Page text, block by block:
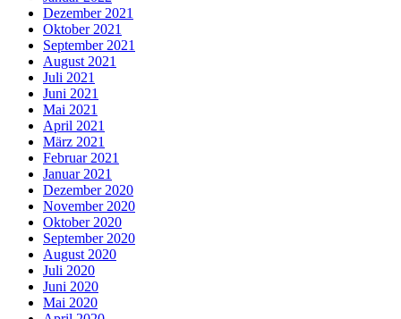
Dezember 2021
Oktober 2021
September 2021
August 2021
Juli 2021
Juni 2021
Mai 2021
April 2021
März 2021
Februar 2021
Januar 2021
Dezember 2020
November 2020
Oktober 2020
September 2020
August 2020
Juli 2020
Juni 2020
Mai 2020